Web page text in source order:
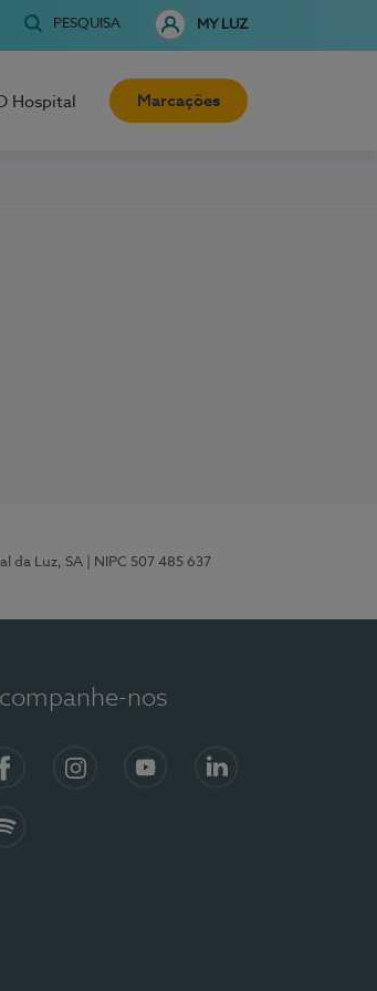
PESQUISA MY LUZ
Hospital Marcações
da Luz, SA | NIPC 507 485 637
nos